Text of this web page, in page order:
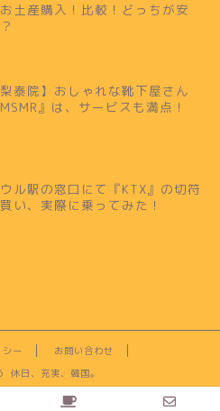
土産購入！比較！どっちが安
梨泰院】おしゃれな靴下屋さん
MSMR』は、サービスも満点！
ル駅の窓口にて『KTX』の切符
い、実際に乗ってみた！
シー
お問い合わせ
日、充実、韓国。